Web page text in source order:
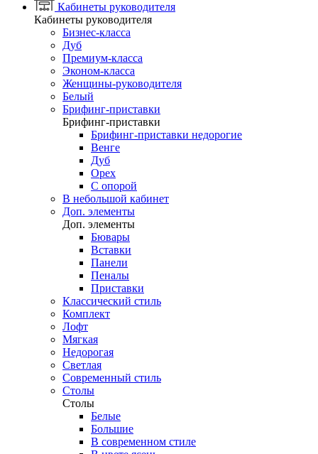
Кабинеты руководителя
Кабинеты руководителя
Бизнес-класса
Дуб
Премиум-класса
Эконом-класса
Женщины-руководителя
Белый
Брифинг-приставки
Брифинг-приставки
Брифинг-приставки недорогие
Венге
Дуб
Орех
С опорой
В небольшой кабинет
Доп. элементы
Доп. элементы
Бювары
Вставки
Панели
Пеналы
Приставки
Классический стиль
Комплект
Лофт
Мягкая
Недорогая
Светлая
Современный стиль
Столы
Столы
Белые
Большие
В современном стиле